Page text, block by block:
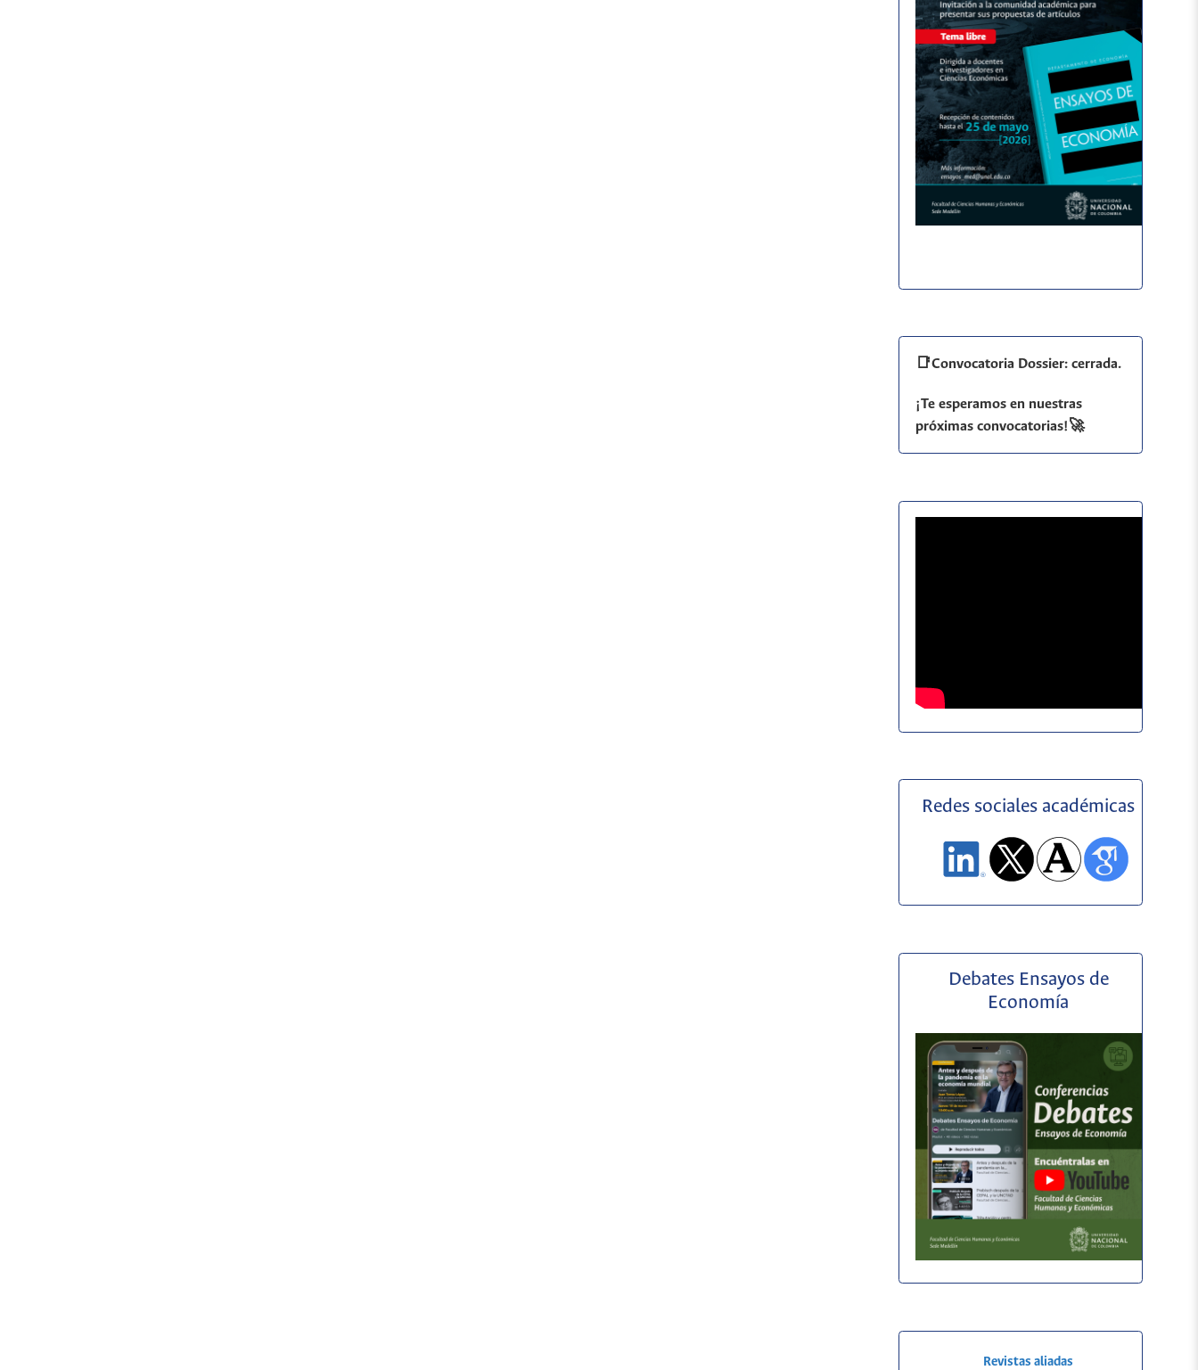
📑Convocatoria Dossier: cerrada.
¡Te esperamos en nuestras
próximas convocatorias!🚀
Redes sociales académicas
Debates Ensayos de
Economía
Revistas aliadas